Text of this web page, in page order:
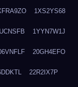
1XS2YS68
1YYN7W1J
20GH4EFO
22R2IX7P